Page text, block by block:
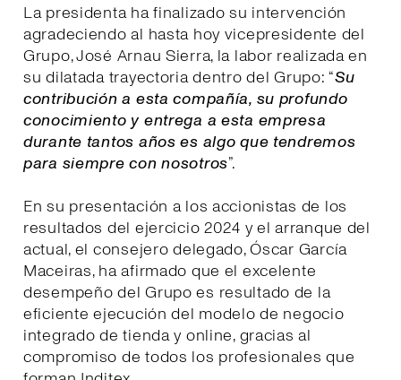
La presidenta ha finalizado su intervención
agradeciendo al hasta hoy vicepresidente del
Grupo, José Arnau Sierra, la labor realizada en
su dilatada trayectoria dentro del Grupo: “Su
contribución a esta compañía, su profundo
conocimiento y entrega a esta empresa
durante tantos años es algo que tendremos
para siempre con nosotros”.
En su presentación a los accionistas de los
resultados del ejercicio 2024 y el arranque del
actual, el consejero delegado, Óscar García
Maceiras, ha afirmado que el excelente
desempeño del Grupo es resultado de la
eficiente ejecución del modelo de negocio
integrado de tienda y online, gracias al
compromiso de todos los profesionales que